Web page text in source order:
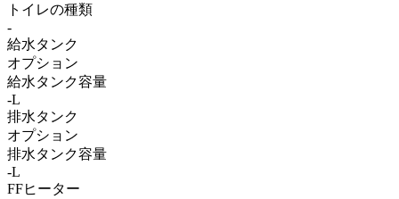
トイレの種類
-
給水タンク
オプション
給水タンク容量
-L
排水タンク
オプション
排水タンク容量
-L
FFヒーター